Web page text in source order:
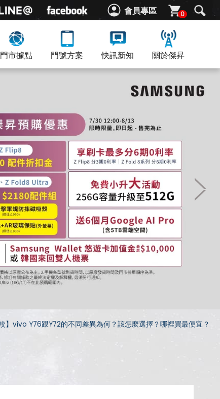
會員專區 0
門市據點 門號方案 快訊新知 關於傑昇
較】vivo Y76跟Y72的不同差異為何？該怎麼選擇？哪裡買最便宜？